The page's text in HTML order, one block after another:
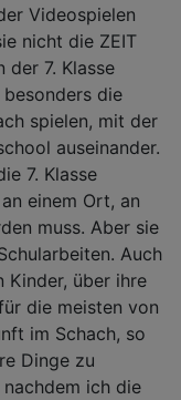
Videospielen
nicht die ZEIT
7. Klasse
die
spielen, mit der
auseinander.
7. Klasse
einem Ort, an
muss. Aber sie
Auch
Kinder, über ihre
die meisten von
im Schach, so
Dinge zu
ich die